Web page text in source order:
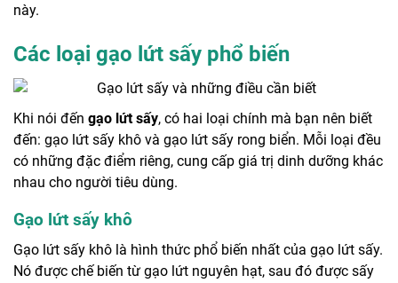
này.
Các loại gạo lứt sấy phổ biến
Khi nói đến gạo lứt sấy, có hai loại chính mà bạn nên biết
đến: gạo lứt sấy khô và gạo lứt sấy rong biển. Mỗi loại đều
có những đặc điểm riêng, cung cấp giá trị dinh dưỡng khác
nhau cho người tiêu dùng.
Gạo lứt sấy khô
Gạo lứt sấy khô là hình thức phổ biến nhất của gạo lứt sấy.
Nó được chế biến từ gạo lứt nguyên hạt, sau đó được sấy